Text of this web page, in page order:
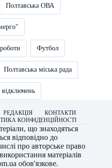
Полтавська ОВА
Футбол
Полтавська міська рада
відключень
РЕДАКЦІЯ
КОНТАКТИ
КОНФІДЕНЦІЙНОСТІ
що знаходяться
відповідно до
про авторське право
матеріалів
обов'язкове.